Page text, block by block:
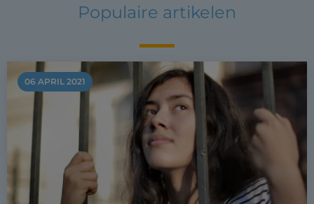
Populaire artikelen
06 APRIL 2021